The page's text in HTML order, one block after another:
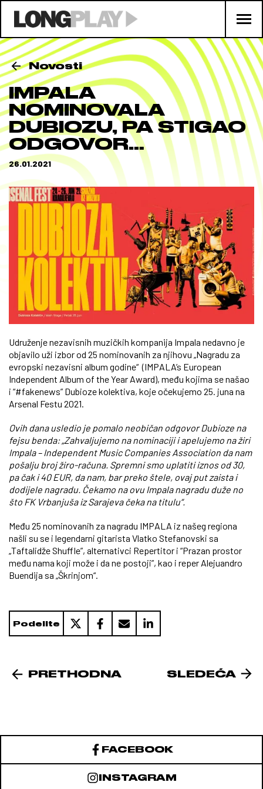
Novosti
IMPALA
NOMINOVALA
DUBIOZU, PA STIGAO
ODGOVOR…
26.01.2021
Udruženje nezavisnih muzičkih kompanija Impala nedavno je
objavilo uži izbor od 25 nominovanih za njihovu „Nagradu za
evropski nezavisni album godine“ (IMPALA’s European
Independent Album of the Year Award), među kojima se našao
i “#fakenews” Dubioze kolektiva, koje očekujemo 25. juna na
Arsenal Festu 2021.
Ovih dana usledio je pomalo neobičan odgovor Dubioze na
fejsu benda: „Zahvaljujemo na nominaciji i apelujemo na žiri
Impala – Independent Music Companies Association da nam
pošalju broj žiro-računa. Spremni smo uplatiti iznos od 30,
pa čak i 40 EUR, da nam, bar preko štele, ovaj put zaista i
dodijele nagradu. Čekamo na ovu Impala nagradu duže no
što FK Vrbanjuša iz Sarajeva čeka na titulu“.
Među 25 nominovanih za nagradu IMPALA iz našeg regiona
našli su se i legendarni gitarista Vlatko Stefanovski sa
„Taftalidže Shuffle”, alternativci Repertitor i “Prazan prostor
među nama koji može i da ne postoji”, kao i reper Alejuandro
Buendija sa „Škrinjom“.
Podelite
PRETHODNA SLEDEĆA
FACEBOOK
INSTAGRAM